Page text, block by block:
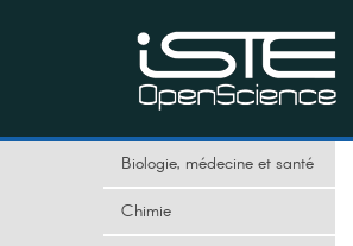
Biologie, médecine et santé
Chimie